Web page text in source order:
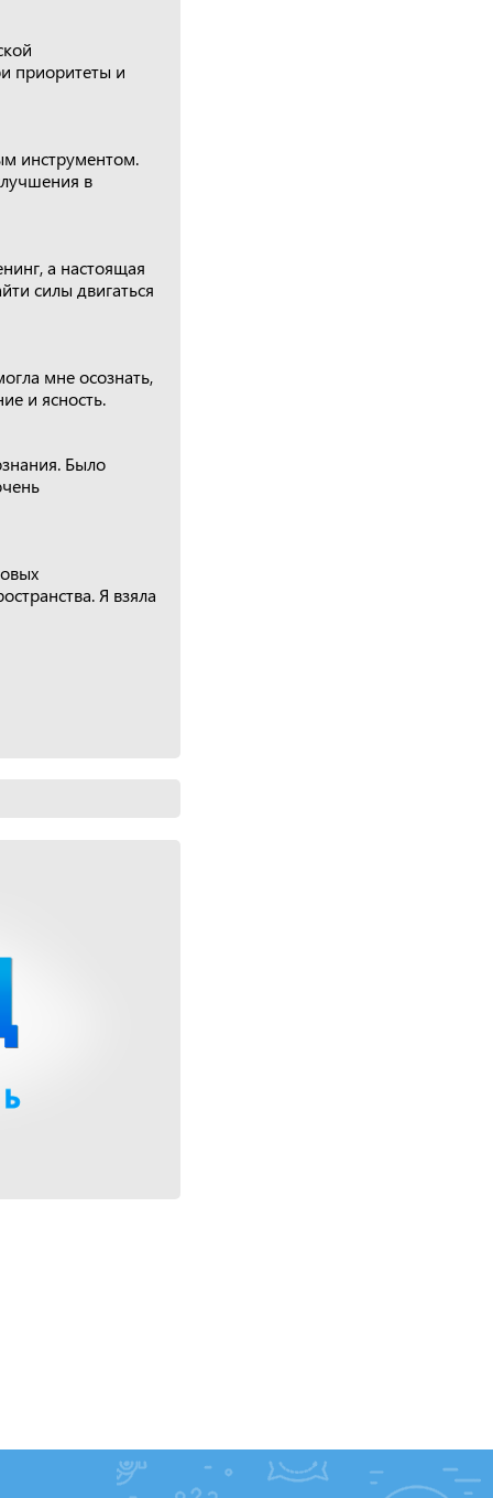
приоритеты и
инструментом.
в
а настоящая
силы двигаться
мне осознать,
и ясность.
Было
Я взяла